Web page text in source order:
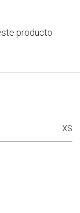
producto
XS